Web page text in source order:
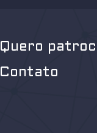
Quero
Contato